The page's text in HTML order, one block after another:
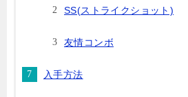
SS(ストライクショット)
友情コンボ
入手方法